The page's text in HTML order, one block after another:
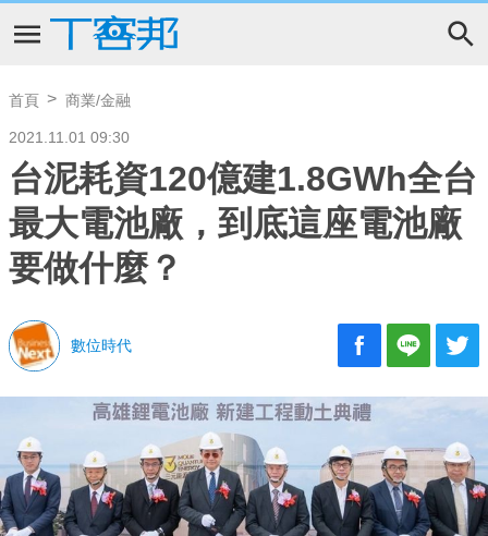
首頁 商業/金融
2021.11.01 09:30
台泥耗資120億建1.8GWh全台
最大電池廠，到底這座電池廠
要做什麼？
數位時代